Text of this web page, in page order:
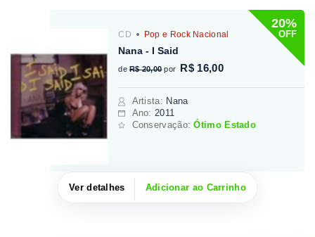
20%
OFF
CD Pop e Rock Nacional
Nana - I Said
de R$ 20,00 por R$ 16,00
Artista: Nana
Ano: 2011
Conservação:Ótimo Estado
Ver detalhes Adicionar ao Carrinho